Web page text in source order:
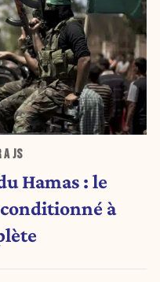
JS
Hamas : le
à